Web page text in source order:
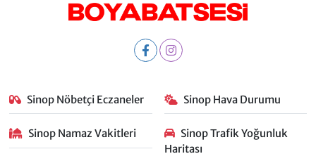
Sinop Nöbetçi Eczaneler Sinop Hava Durumu
Sinop Namaz Vakitleri
Sinop Trafik Yoğunluk
Haritası